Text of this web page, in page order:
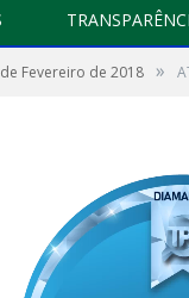
Fevereiro de 2018 »